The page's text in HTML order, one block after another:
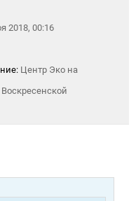
2018, 00:16
Центр Эко на